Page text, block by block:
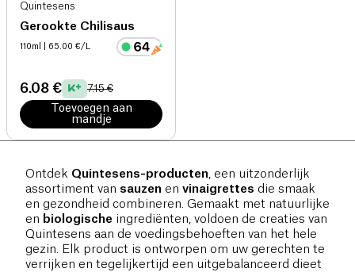
Quintesens
Gerookte Chilisaus
110ml | 65.00 €/L
6.08 € 7.15 €
Toevoegen aan
mandje
Ontdek Quintesens-producten , een uitzonderlijk
assortiment van sauzen en vinaigrettes die smaak
en gezondheid combineren. Gemaakt met natuurlijke
en biologische ingrediënten, voldoen de creaties van
Quintesens aan de voedingsbehoeften van het hele
gezin. Elk product is ontworpen om uw gerechten te
verrijken en tegelijkertijd een uitgebalanceerd dieet